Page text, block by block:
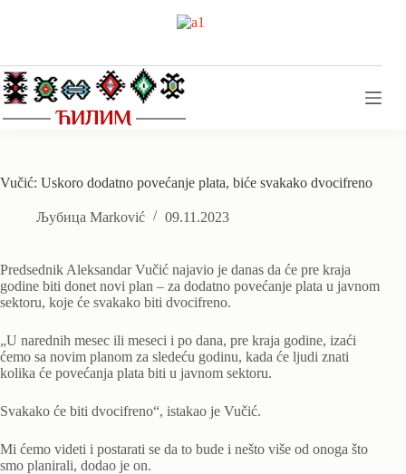
Vučić: Uskoro dodatno povećanje plata, biće svakako dvocifreno
Љубица Marković 09.11.2023
Predsednik Aleksandar Vučić najavio je danas da će pre kraja
godine biti donet novi plan – za dodatno povećanje plata u javnom
sektoru, koje će svakako biti dvocifreno.
„U narednih mesec ili meseci i po dana, pre kraja godine, izaći
ćemo sa novim planom za sledeću godinu, kada će ljudi znati
kolika će povećanja plata biti u javnom sektoru.
Svakako će biti dvocifreno“, istakao je Vučić.
Mi ćemo videti i postarati se da to bude i nešto više od onoga što
smo planirali, dodao je on.